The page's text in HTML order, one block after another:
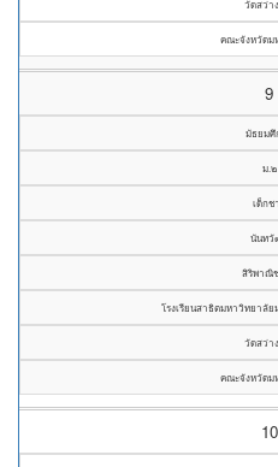
วัดสว่า
คณะจังหวัดม
9
มัธยมศึ
ม.๒
เด็กช
นันทวั
สิริพาณิ
โรงเรียนสาธิตมหาวิทยาลั
วัดสว่า
คณะจังหวัดม
10